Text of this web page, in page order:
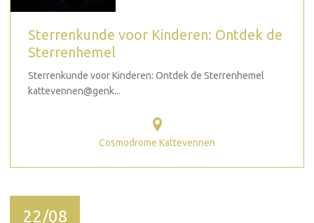
Sterrenkunde voor Kinderen: Ontdek de
Sterrenhemel
Sterrenkunde voor Kinderen: Ontdek de Sterrenhemel
kattevennen@genk...
Cosmodrome Kattevennen
22/08